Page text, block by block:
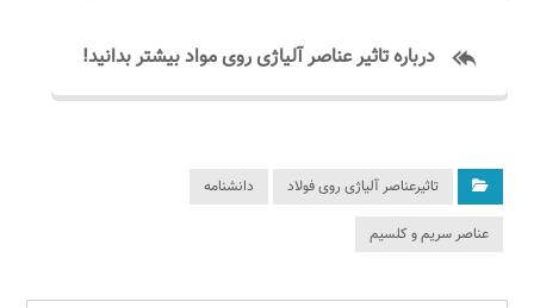
درباره تاثیر عناصر آلیاژی روی مواد بیشتر بدانید!
تاثیرعناصر آلیاژی روی فولاد دانشنامه
عناصر سریم و کلسیم